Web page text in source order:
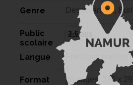
Genre Dessin animé,
Public
scolaire
3-6 ans
Langue Film sans paroles
Format 20 pages, 210 x